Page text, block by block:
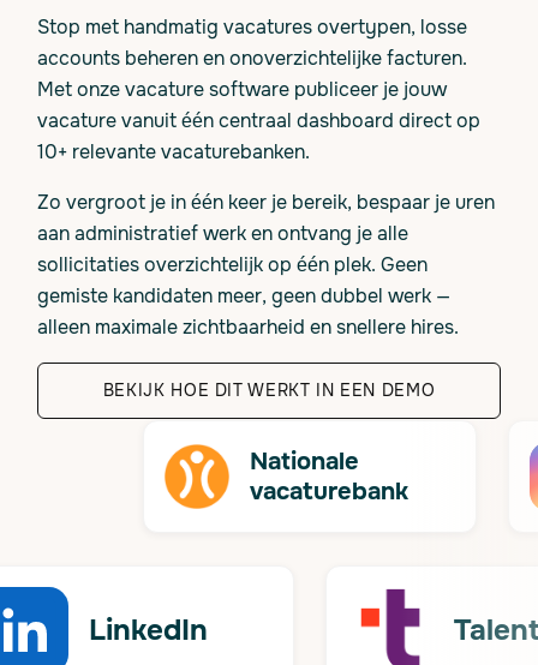
Stop met handmatig vacatures overtypen, losse
accounts beheren en onoverzichtelijke facturen.
Met onze vacature software publiceer je jouw
vacature vanuit één centraal dashboard direct op
10+ relevante vacaturebanken.
Zo vergroot je in één keer je bereik, bespaar je uren
aan administratief werk en ontvang je alle
sollicitaties overzichtelijk op één plek. Geen
gemiste kandidaten meer, geen dubbel werk —
alleen maximale zichtbaarheid en snellere hires.
BEKIJK HOE DIT WERKT IN EEN DEMO
Nationale
vacaturebank
LinkedIn